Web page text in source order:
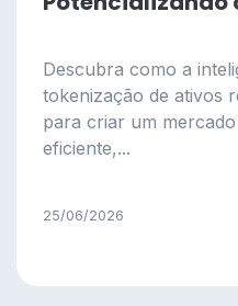
Descubra como a
tokenização de ativos
para criar um
eficiente,...
25/06/2026